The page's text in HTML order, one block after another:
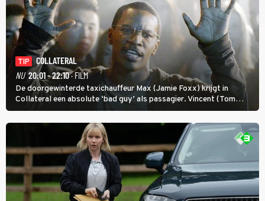
TIP
COLLATERAL
NU 20:01 - 22:10· FILM
De doorgewinterde taxichauffeur Max (Jamie Foxx) krijgt in
Collateral een absolute ‘bad guy’ als passagier. Vincent (Tom
Cruise) heeft hem nodig om hem de stad door te loodsen om een
wel heel lugubere reden.